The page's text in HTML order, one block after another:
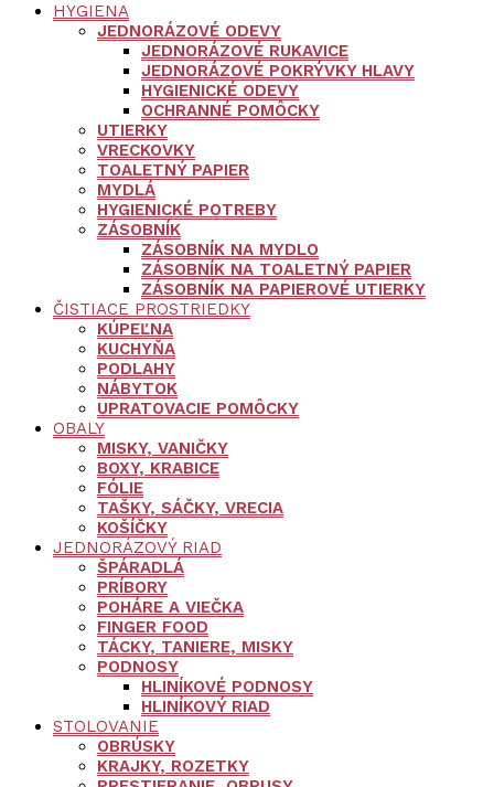
HYGIENA
JEDNORÁZOVÉ ODEVY
JEDNORÁZOVÉ RUKAVICE
JEDNORÁZOVÉ POKRÝVKY HLAVY
HYGIENICKÉ ODEVY
OCHRANNÉ POMÔCKY
UTIERKY
VRECKOVKY
TOALETNÝ PAPIER
MYDLÁ
HYGIENICKÉ POTREBY
ZÁSOBNÍK
ZÁSOBNÍK NA MYDLO
ZÁSOBNÍK NA TOALETNÝ PAPIER
ZÁSOBNÍK NA PAPIEROVÉ UTIERKY
ČISTIACE PROSTRIEDKY
KÚPEĽNA
KUCHYŇA
PODLAHY
NÁBYTOK
UPRATOVACIE POMÔCKY
OBALY
MISKY, VANIČKY
BOXY, KRABICE
FÓLIE
TAŠKY, SÁČKY, VRECIA
KOŠÍČKY
JEDNORÁZOVÝ RIAD
ŠPÁRADLÁ
PRÍBORY
POHÁRE A VIEČKA
FINGER FOOD
TÁCKY, TANIERE, MISKY
PODNOSY
HLINÍKOVÉ PODNOSY
HLINÍKOVÝ RIAD
STOLOVANIE
OBRÚSKY
KRAJKY, ROZETKY